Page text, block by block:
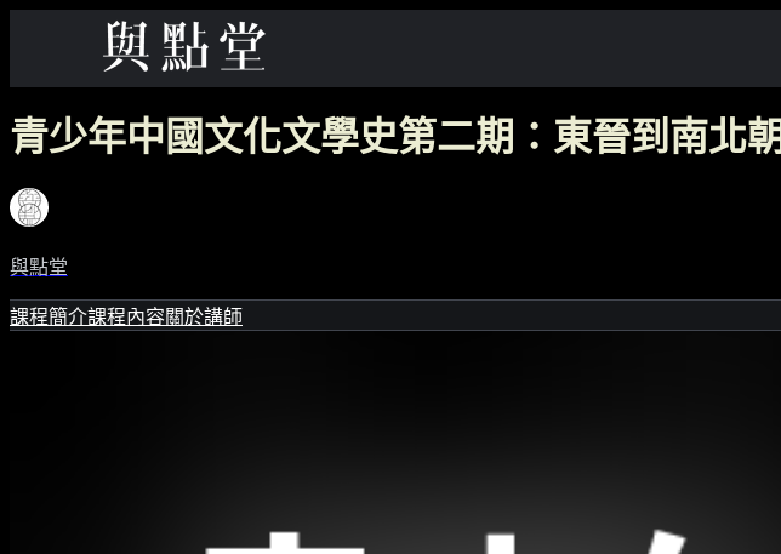
青少年中國文化文學史第二期：東晉到南北朝
與點堂
課程簡介課程內容關於講師